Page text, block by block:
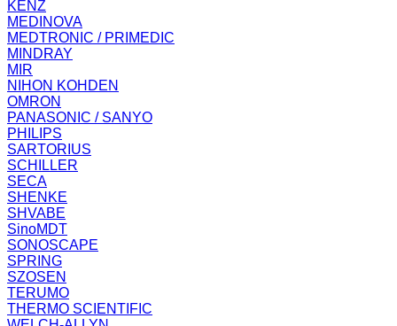
KENZ
MEDINOVA
MEDTRONIC / PRIMEDIC
MINDRAY
MIR
NIHON KOHDEN
OMRON
PANASONIC / SANYO
PHILIPS
SARTORIUS
SCHILLER
SECA
SHENKE
SHVABE
SinoMDT
SONOSCAPE
SPRING
SZOSEN
TERUMO
THERMO SCIENTIFIC